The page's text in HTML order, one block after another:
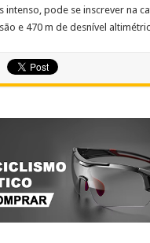
intenso, pode se inscrever na
e 470 m de desnível